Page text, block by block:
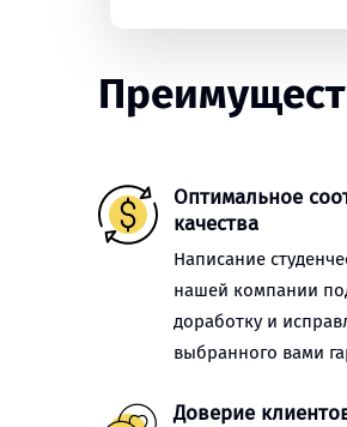
Оптимальное
качества
Написание
нашей компании
доработку и
выбранного вами
Доверие